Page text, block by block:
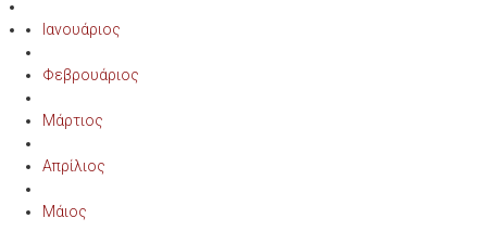
Ιανουάριος
Φεβρουάριος
Μάρτιος
Απρίλιος
Μάιος